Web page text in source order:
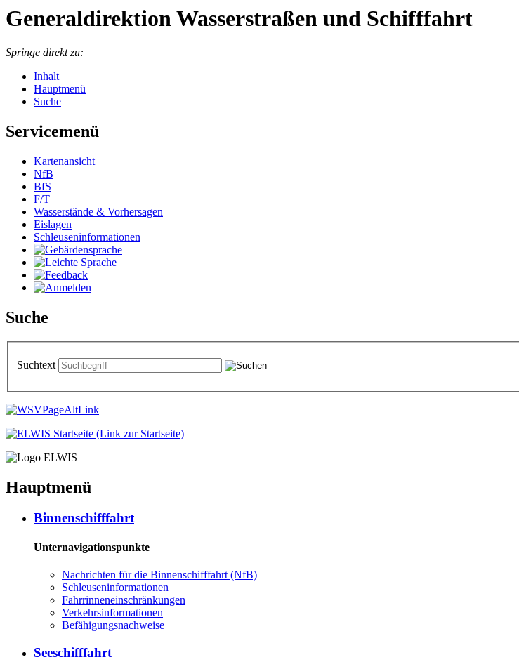
Generaldirektion Wasserstraßen und Schifffahrt
Springe direkt zu:
Inhalt
Hauptmenü
Suche
Servicemenü
Kar­ten­an­sicht
NfB
BfS
F/T
Was­ser­stän­de & Vor­her­sa­gen
Eis­la­gen
Schleu­sen­in­for­ma­tio­nen
Suche
Suchtext
Hauptmenü
Bin­nen­schiff­fahrt
Unternavigationspunkte
Nach­rich­ten für die Bin­nen­schiff­fahrt (NfB)
Schleu­sen­in­for­ma­tio­nen
Fahr­rin­nen­ein­schrän­kun­gen
Ver­kehrs­in­for­ma­tio­nen
Be­fä­hi­gungs­nach­wei­se
See­schiff­fahrt